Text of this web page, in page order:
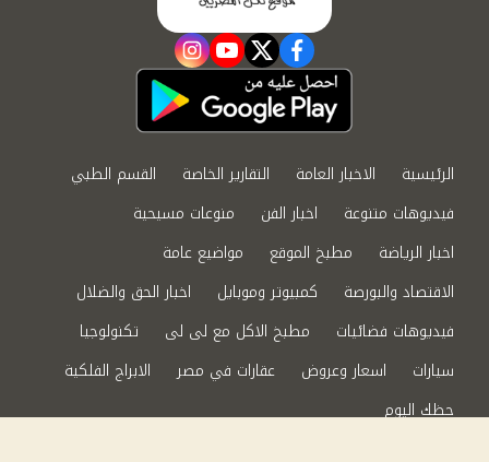
facebook
twitter
youtube
instagram
الرئيسية الاخبار العامة التقارير الخاصة
القسم الطبي
فيديوهات متنوعة
اخبار الفن
منوعات مسيحية
اخبار الرياضة
مطبخ الموقع
مواضيع عامة
الاقتصاد والبورصة
كمبيوتر وموبايل
اخبار الحق والضلال
فيديوهات فضائيات
مطبخ الاكل مع لى لى
تكنولوجيا
سيارات
اسعار وعروض عقارات في مصر
الابراج الفلكية
حظك اليوم